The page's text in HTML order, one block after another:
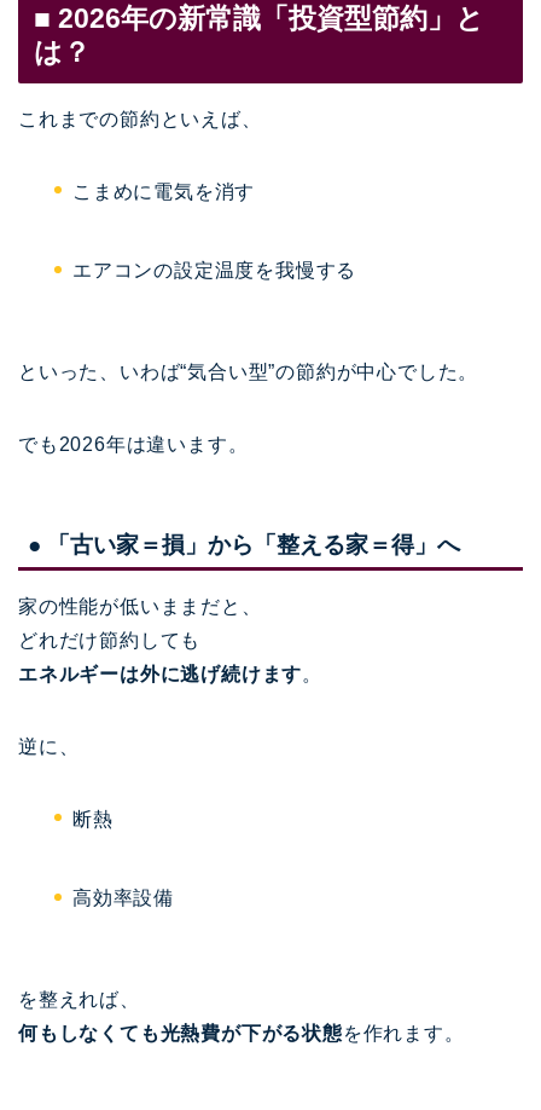
■ 2026年の新常識「投資型節約」と
は？
これまでの節約といえば、
こまめに電気を消す
エアコンの設定温度を我慢する
といった、いわば“気合い型”の節約が中心でした。
でも2026年は違います。
● 「古い家＝損」から「整える家＝得」へ
家の性能が低いままだと、
どれだけ節約しても
エネルギーは外に逃げ続けます。
逆に、
断熱
高効率設備
を整えれば、
何もしなくても光熱費が下がる状態を作れます。